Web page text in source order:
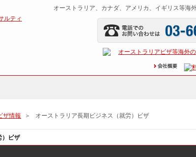
オーストラリア、カナダ、アメリカ、イギリス等海
ザ情報 ＞ オーストラリア長期ビジネス（就労）ビザ
）ビザ